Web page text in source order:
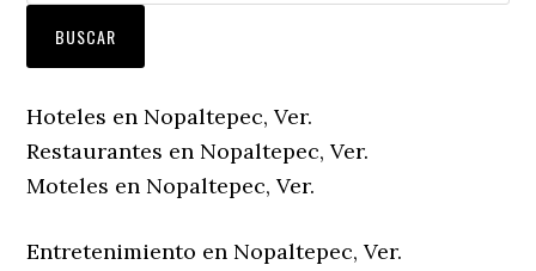
Hoteles en Nopaltepec, Ver.
Restaurantes en Nopaltepec, Ver.
Moteles en Nopaltepec, Ver.
Entretenimiento en Nopaltepec, Ver.